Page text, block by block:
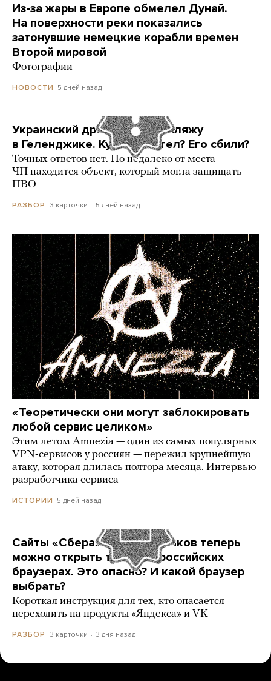
Из-за жары в Европе обмелел Дунай.
На поверхности реки показались
затонувшие немецкие корабли времен
Второй мировой
Фотографии
НОВОСТИ 5 дней назад
Украинский дрон попал по пляжу
в Геленджике. Куда он летел? Его сбили?
Точных ответов нет. Но недалеко от места
ЧП находится объект, который могла защищать
ПВО
РАЗБОР 3 карточки 5 дней назад
«Теоретически они могут заблокировать
любой сервис целиком»
Этим летом Amnezia — один из самых популярных
VPN-сервисов у россиян — пережил крупнейшую
атаку, которая длилась полтора месяца. Интервью
разработчика сервиса
ИСТОРИИ 5 дней назад
Сайты «Сбера» и других банков теперь
можно открыть только в российских
браузерах. Это опасно? И какой браузер
выбрать?
Короткая инструкция для тех, кто опасается
переходить на продукты «Яндекса» и VK
РАЗБОР 3 карточки 3 дня назад